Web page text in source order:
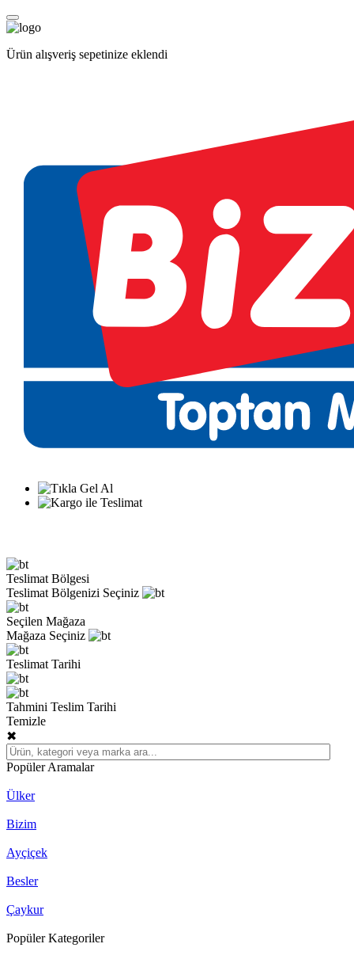
Ürün alışveriş sepetinize eklendi
Teslimat Bölgesi
Teslimat Bölgenizi Seçiniz
Seçilen Mağaza
Mağaza Seçiniz
Teslimat Tarihi
Tahmini Teslim Tarihi
Temizle
✖
Popüler Aramalar
Ülker
Bizim
Ayçiçek
Besler
Çaykur
Popüler Kategoriler